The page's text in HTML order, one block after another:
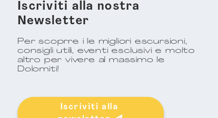
Iscriviti alla nostra
Newsletter
Per scoprre i le migliori escursioni,
consigli utili, eventi esclusivi e molto
altro per vivere al massimo le
Dolomiti!
Iscriviti alla